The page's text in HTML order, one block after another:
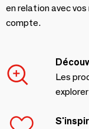
en relation avec
compte.
Les
explorer